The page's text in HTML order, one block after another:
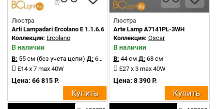
Люстра
Arti Lampadari Ercolano E 1.1.6.601 N
Коллекция: Ercolano
В наличии
В: 55 см (без учета цепи) Д: 60 см
E14 x 7 max 40W
Цена: 66 815 Р.
Купить
Люстра
Arte Lamp A7141PL-3WH
Коллекция: Oscar
В наличии
В: 44 см Д: 68 см
E27 x 3 max 40W
Цена: 8 390 Р.
Купить